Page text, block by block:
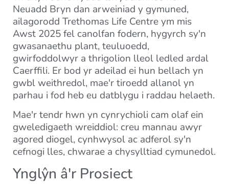
Neuadd Bryn dan arweiniad y gymuned,
ailagorodd Trethomas Life Centre ym mis
Awst 2025 fel canolfan fodern, hygyrch sy'n
gwasanaethu plant, teuluoedd,
gwirfoddolwyr a thrigolion lleol ledled ardal
Caerffili. Er bod yr adeilad ei hun bellach yn
gwbl weithredol, mae'r tiroedd allanol yn
parhau i fod heb eu datblygu i raddau helaeth.
Mae'r tendr hwn yn cynrychioli cam olaf ein
gweledigaeth wreiddiol: creu mannau awyr
agored diogel, cynhwysol ac adferol sy'n
cefnogi lles, chwarae a chysylltiad cymunedol.
Ynglŷn â'r Prosiect